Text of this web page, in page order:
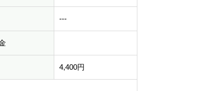
---
4,400円